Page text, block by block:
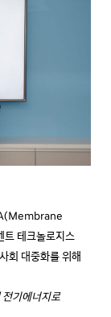
테크놀로지스
회 대중화를 위해
기에너지로